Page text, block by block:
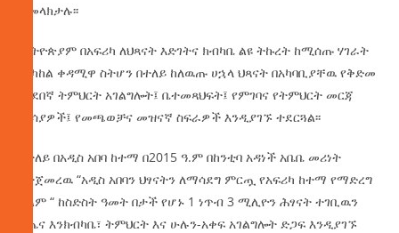
ያመላክታሉ፡፡
ኢትዮጵያም በአፍሪካ ለህጻናት እድገትና ክብካቤ ልዩ ትኩረት ከሚሰጡ ሃገራት
መካከል ቀዳሚዋ ስትሆን በተለይ ከለዉጡ ሀኋላ ህጻናት በአካባቢያቸዉ የቅድመ
መደበኛ ትምህርት አገልግሎት፤ ቤተመጻህፍት፤ የምገባና የትምህርት መርጃ
መሳያዎች፤ የመጫወቻና መዝናኛ ስፍራዎች እንዲያገኙ ተደርጓል፡፡
በተለይ በአዲስ አበባ ከተማ በ2015 ዓ.ም በከንቲባ አዳነች አቤቤ መሪነት
የተጀመረዉ “አዲስ አበባን ህፃናትን ለማሳደግ ምርጧ የአፍሪካ ከተማ የማድረግ
ህልም “ ከስድስት ዓመት በታች የሆኑ 1 ነጥብ 3 ሚሊዮን ሕፃናት ተገቢዉን
የጤና እንክብካቤ፣ ትምህርት እና ሁሉን-አቀፍ አገልግሎት ድጋፍ እንዲያገኙ